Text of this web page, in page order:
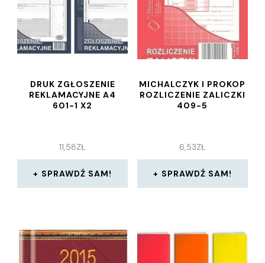
DRUK ZGŁOSZENIE
REKLAMACYJNE A4
601-1 X2
11,58ZŁ
SPRAWDŹ SAM!
MICHALCZYK I PROKOP
ROZLICZENIE ZALICZKI
409-5
6,53ZŁ
SPRAWDŹ SAM!